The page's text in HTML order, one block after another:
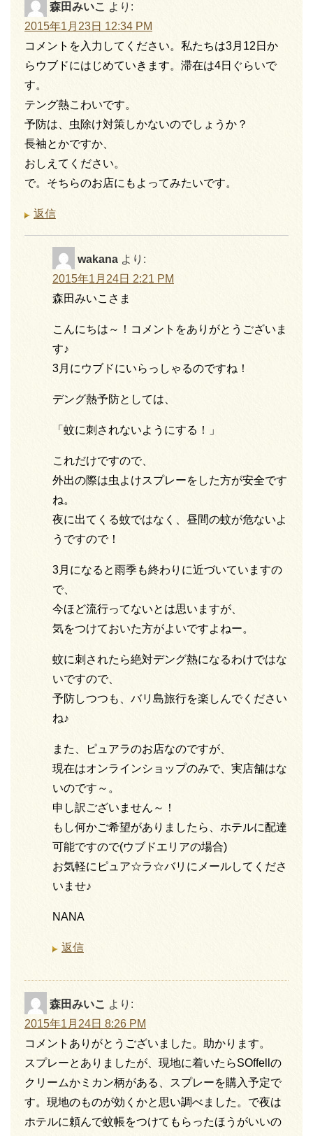
森田みいこ より:
2015年1月23日 12:34 PM
コメントを入力してください。私たちは3月12日か
らウブドにはじめていきます。滞在は4日ぐらいで
す。
テング熱こわいです。
予防は、虫除け対策しかないのでしょうか？
長袖とかですか、
おしえてください。
で。そちらのお店にもよってみたいです。
返信
wakana より:
2015年1月24日 2:21 PM
森田みいこさま
こんにちは～！コメントをありがとうございま
す♪
3月にウブドにいらっしゃるのですね！
デング熱予防としては、
「蚊に刺されないようにする！」
これだけですので、
外出の際は虫よけスプレーをした方が安全です
ね。
夜に出てくる蚊ではなく、昼間の蚊が危ないよ
うですので！
3月になると雨季も終わりに近づいていますの
で、
今ほど流行ってないとは思いますが、
気をつけておいた方がよいですよねー。
蚊に刺されたら絶対デング熱になるわけではな
いですので、
予防しつつも、バリ島旅行を楽しんでください
ね♪
また、ピュアラのお店なのですが、
現在はオンラインショップのみで、実店舗はな
いのです～。
申し訳ございません～！
もし何かご希望がありましたら、ホテルに配達
可能ですので(ウブドエリアの場合)
お気軽にピュア☆ラ☆バリにメールしてくださ
いませ♪
NANA
返信
森田みいこ より:
2015年1月24日 8:26 PM
コメントありがとうございました。助かります。
スプレーとありましたが、現地に着いたらSOffellの
クリームかミカン柄がある、スプレーを購入予定で
す。現地のものが効くかと思い調べました。で夜は
ホテルに頼んで蚊帳をつけてもらったほうがいいの